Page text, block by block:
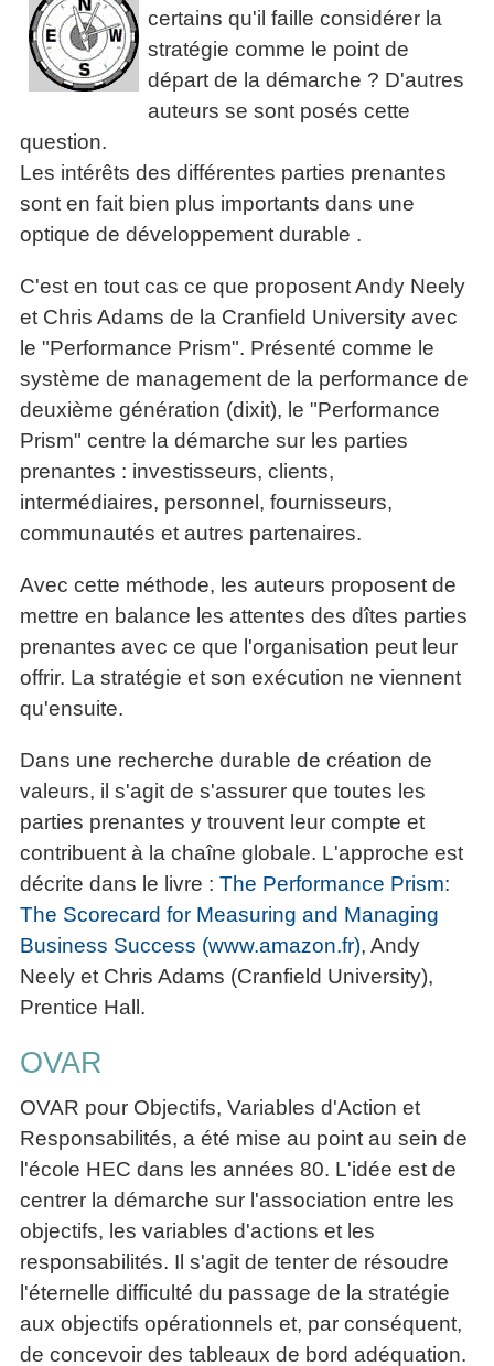
certains qu'il faille considérer la
stratégie comme le point de
départ de la démarche ? D'autres
auteurs se sont posés cette
question.
Les intérêts des différentes parties prenantes
sont en fait bien plus importants dans une
optique de développement durable .
C'est en tout cas ce que proposent Andy Neely
et Chris Adams de la Cranfield University avec
le "Performance Prism". Présenté comme le
système de management de la performance de
deuxième génération (dixit), le "Performance
Prism" centre la démarche sur les parties
prenantes : investisseurs, clients,
intermédiaires, personnel, fournisseurs,
communautés et autres partenaires.
Avec cette méthode, les auteurs proposent de
mettre en balance les attentes des dîtes parties
prenantes avec ce que l'organisation peut leur
offrir. La stratégie et son exécution ne viennent
qu'ensuite.
Dans une recherche durable de création de
valeurs, il s'agit de s'assurer que toutes les
parties prenantes y trouvent leur compte et
contribuent à la chaîne globale. L'approche est
décrite dans le livre : The Performance Prism:
The Scorecard for Measuring and Managing
Business Success (www.amazon.fr), Andy
Neely et Chris Adams (Cranfield University),
Prentice Hall.
OVAR
OVAR pour Objectifs, Variables d'Action et
Responsabilités, a été mise au point au sein de
l'école HEC dans les années 80. L'idée est de
centrer la démarche sur l'association entre les
objectifs, les variables d'actions et les
responsabilités. Il s'agit de tenter de résoudre
l'éternelle difficulté du passage de la stratégie
aux objectifs opérationnels et, par conséquent,
de concevoir des tableaux de bord adéquation.